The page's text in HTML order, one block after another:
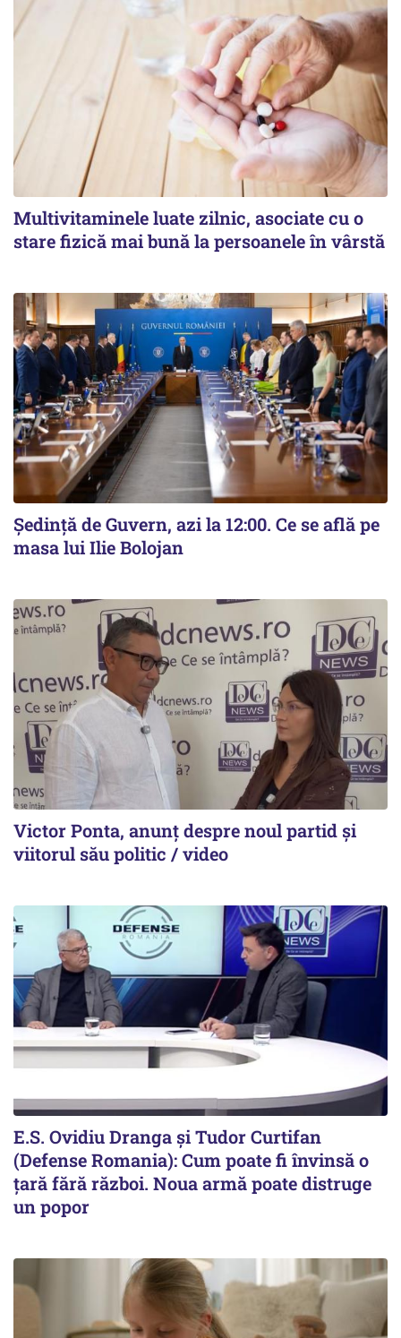
Multivitaminele luate zilnic, asociate cu o
stare fizică mai bună la persoanele în vârstă
Ședință de Guvern, azi la 12:00. Ce se află pe
masa lui Ilie Bolojan
Victor Ponta, anunț despre noul partid și
viitorul său politic / video
E.S. Ovidiu Dranga și Tudor Curtifan
(Defense Romania): Cum poate fi învinsă o
țară fără război. Noua armă poate distruge
un popor